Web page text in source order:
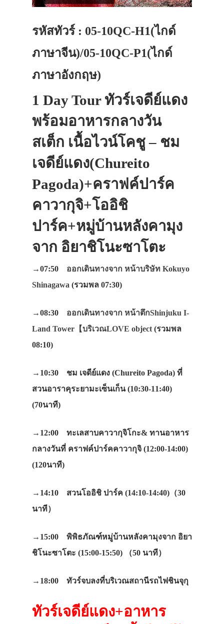
รหัสทัวร์ : 05-10QC-H1(ไกด์
ภาษาจีน)/05-10QC-P1(ไกด์
ภาษาอังกฤษ)
1 Day Tour ทัวร์เจดีย์แดง
พร้อมอาหารกลางวัน
สเต็ก เนื้อไวน์โคชู – ชม
เจดีย์แดง(Chureito
Pagoda)+คราฟค์ปาร์ค
คาวากุจิ+โออิชิ
ปาร์ค+หมู่บ้านหลังคามุง
จาก อิยาชิโนะซาโตะ
→07:50 ออกเดินทางจาก หน้าบริษัท Kokuyo
Shinagawa (รวมพล 07:30)
→08:30 ออกเดินทางจาก หน้าตึกShinjuku I-
Land Tower【บริเวณLOVE object (รวมพล
08:10)
→10:30 ชม เจดีย์แดง (Chureito Pagoda) ที่
สวนอาราคุระยามะเซ็นเก็น (10:30-11:40)
(70นาที)
→12:00 ทะเลสาบคาวากุจิโกะ& ทานอาหาร
กลางวันที่ คราฟค์ปาร์คคาวากุจิ (12:00-14:00)
(120นาที)
→14:10 สวนโออิชิ ปาร์ค (14:10-14:40)（30
นาที）
→15:00 พิพิธภัณฑ์หมู่บ้านหลังคามุงจาก อิยา
ชิโนะซาโตะ (15:00-15:50) （50 นาที）
→18:00 ทัวร์จบลงที่บริเวณสถานีรถไฟชินจุกุ
ทัวร์เจดีย์แดง+อาหาร